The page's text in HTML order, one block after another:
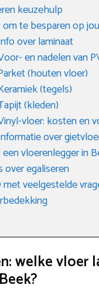
keuzehulp
te besparen op
over laminaat
en nadelen van
(houten vloer)
(tegels)
(kleden)
vloer: kosten en
over
vloerenlegger in
over egaliseren
met veelgestelde
welke vloer